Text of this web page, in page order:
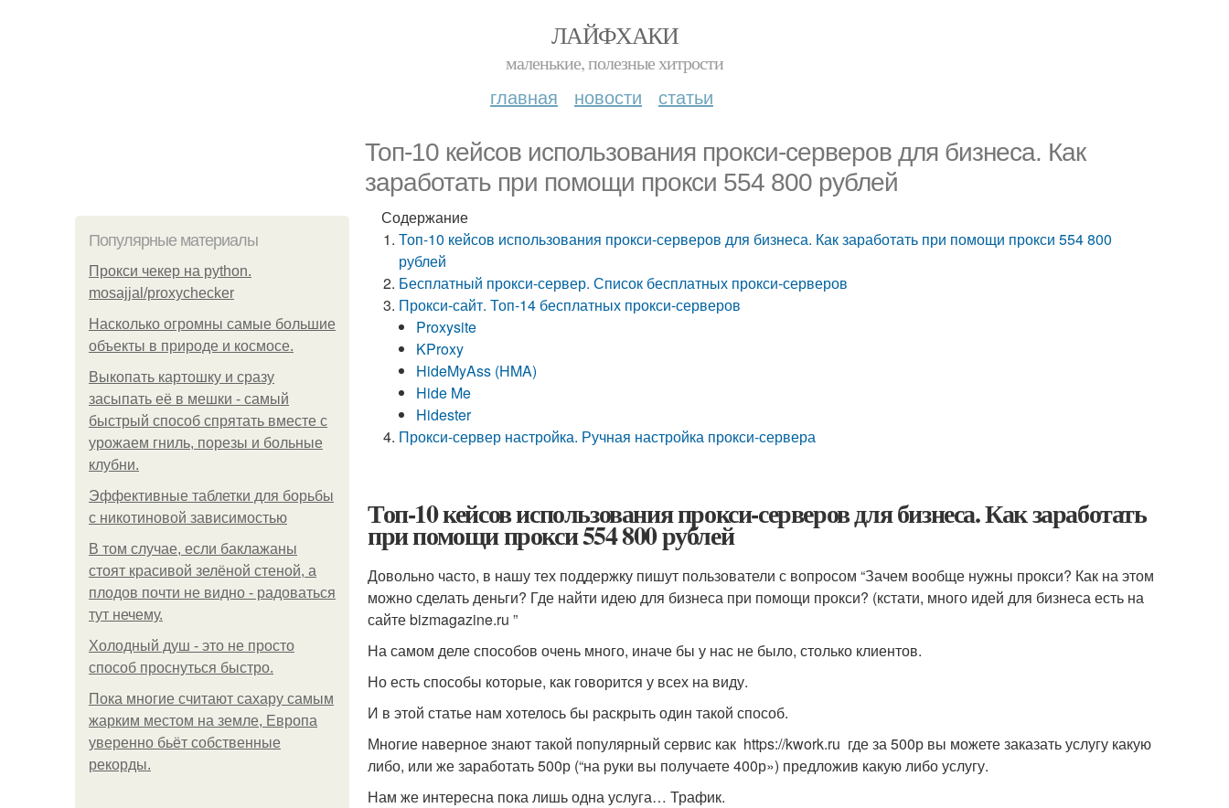
ЛАЙФХАКИ
маленькие, полезные хитрости
главная новости статьи
Топ-10 кейсов использования прокси-серверов для бизнеса. Как
заработать при помощи прокси 554 800 рублей
Популярные материалы
Прокси чекер на python.
mosajjal/proxychecker
Насколько огромны самые большие
объекты в природе и космосе.
Выкопать картошку и сразу
засыпать её в мешки - самый
быстрый способ спрятать вместе с
урожаем гниль, порезы и больные
клубни.
Эффективные таблетки для борьбы
с никотиновой зависимостью
В том случае, если баклажаны
стоят красивой зелёной стеной, а
плодов почти не видно - радоваться
тут нечему.
Холодный душ - это не просто
способ проснуться быстро.
Пока многие считают сахару самым
жарким местом на земле, Европа
уверенно бьёт собственные
рекорды.
Содержание
Топ-10 кейсов использования прокси-серверов для бизнеса. Как заработать при помощи прокси 554 800
рублей
Бесплатный прокси-сервер. Список бесплатных прокси-серверов
Прокси-сайт. Топ-14 бесплатных прокси-серверов
Proxysite
KProxy
HideMyAss (HMA)
Hide Me
Hidester
Прокси-сервер настройка. Ручная настройка прокси-сервера
Топ-10 кейсов использования прокси-серверов для бизнеса. Как заработать
при помощи прокси 554 800 рублей
Довольно часто, в нашу тех поддержку пишут пользователи с вопросом “Зачем вообще нужны прокси? Как на этом
можно сделать деньги? Где найти идею для бизнеса при помощи прокси? (кстати, много идей для бизнеса есть на
сайте bizmagazine.ru ”
На самом деле способов очень много, иначе бы у нас не было, столько клиентов.
Но есть способы которые, как говорится у всех на виду.
И в этой статье нам хотелось бы раскрыть один такой способ.
Многие наверное знают такой популярный сервис как https://kwork.ru где за 500р вы можете заказать услугу какую
либо, или же заработать 500р (“на руки вы получаете 400р») предложив какую либо услугу.
Нам же интересна пока лишь одна услуга… Трафик.